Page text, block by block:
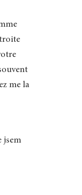
me la
jsem